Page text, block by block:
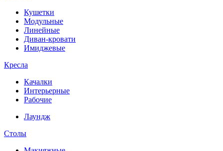
Кушетки
Модульные
Линейные
Диван-кровати
Имиджевые
Кресла
Качалки
Интерьерные
Рабочие
Лаундж
Столы